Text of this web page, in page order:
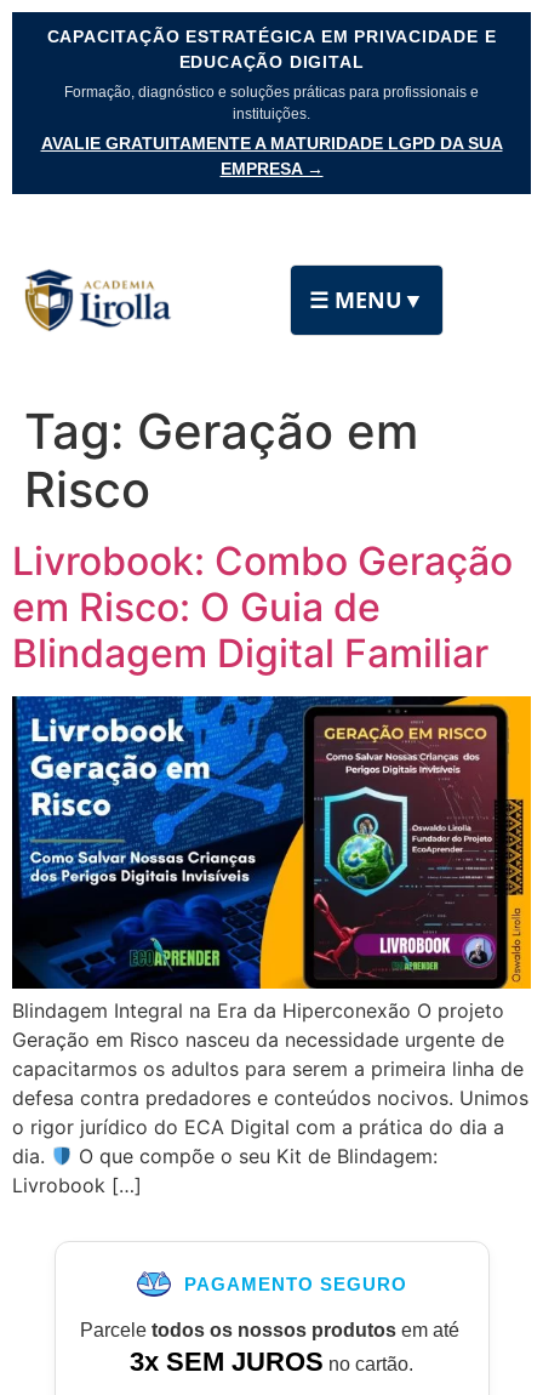
CAPACITAÇÃO ESTRATÉGICA EM PRIVACIDADE E
EDUCAÇÃO DIGITAL
Formação, diagnóstico e soluções práticas para profissionais e
instituições.
AVALIE GRATUITAMENTE A MATURIDADE LGPD DA SUA
EMPRESA →
☰ MENU ▼
Tag: Geração em
Risco
Livrobook: Combo Geração
em Risco: O Guia de
Blindagem Digital Familiar
Blindagem Integral na Era da Hiperconexão O projeto
Geração em Risco nasceu da necessidade urgente de
capacitarmos os adultos para serem a primeira linha de
defesa contra predadores e conteúdos nocivos. Unimos
o rigor jurídico do ECA Digital com a prática do dia a
dia.
O que compõe o seu Kit de Blindagem:
Livrobook […]
PAGAMENTO SEGURO
Parcele todos os nossos produtosem até
3x SEM JUROS no cartão.